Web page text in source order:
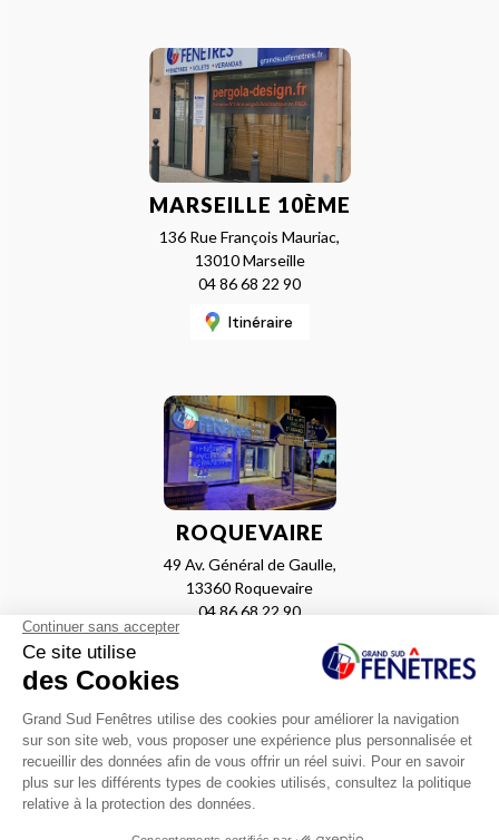
MARSEILLE 10ÈME
136 Rue François Mauriac,
13010 Marseille
04 86 68 22 90
Itinéraire
ROQUEVAIRE
49 Av. Général de Gaulle,
13360 Roquevaire
04 86 68 22 90
LA VALENTINE
04 88 44 80 06